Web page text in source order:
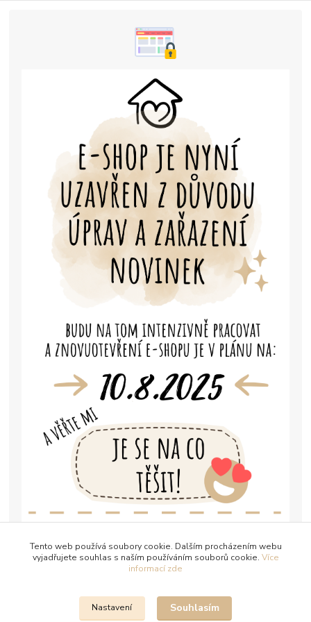
Tento web používá soubory cookie. Dalším procházením webu
vyjadřujete souhlas s naším používáním souborů cookie. Více
informací zde
Nastavení Souhlasím